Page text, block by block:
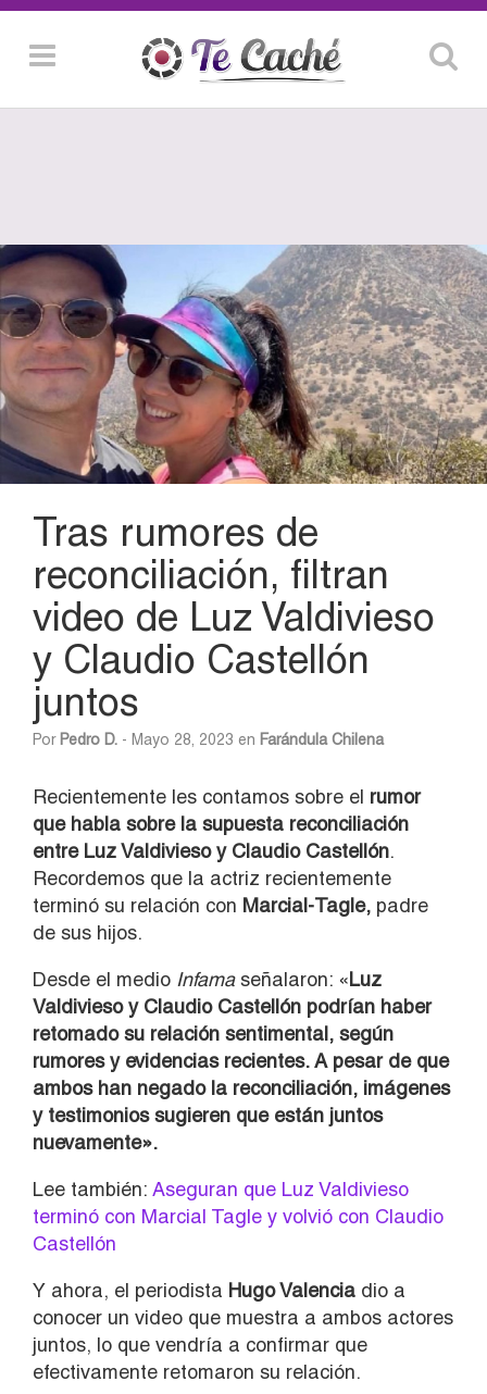
Tras rumores de
reconciliación, filtran
video de Luz Valdivieso
y Claudio Castellón
juntos
Por Pedro D. - Mayo 28, 2023 en Farándula Chilena
Recientemente les contamos sobre el rumor
que habla sobre la supuesta reconciliación
entre Luz Valdivieso y Claudio Castellón.
Recordemos que la actriz recientemente
terminó su relación con Marcial-Tagle, padre
de sus hijos.
Desde el medio Infamaseñalaron: «Luz
Valdivieso y Claudio Castellón podrían haber
retomado su relación sentimental, según
rumores y evidencias recientes. A pesar de que
ambos han negado la reconciliación, imágenes
y testimonios sugieren que están juntos
nuevamente».
Lee también: Aseguran que Luz Valdivieso
terminó con Marcial Tagle y volvió con Claudio
Castellón
Y ahora, el periodista Hugo Valencia dio a
conocer un video que muestra a ambos actores
juntos, lo que vendría a confirmar que
efectivamente retomaron su relación.